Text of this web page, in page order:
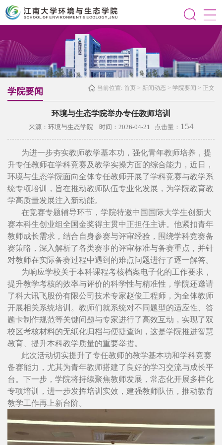
当前位置: 首页 > 新闻动态 > 学院要闻 > 正文
学院要闻
环境与生态学院举办专任教师培训
来源：环境与生态学院 时间：2026-04-21 点击量： 154
为进一步夯实教师教学基本功，强化青年教师培养，提
升专任教师在学科竞赛及教学实操方面的综合能力，近日，
环境与生态学院面向全体专任教师开展了学科竞赛与教学系
统专项培训，旨在推动教师队伍专业化发展，为学院教育教
学高质量发展注入新动能。
在竞赛专题辅导环节，学院特邀中国国际大学生创新大
赛本科生创业组全国金奖得主贯中正担任主讲。他紧扣青年
教师成长需求，结合自身参赛与评审经验，围绕学科竞赛备
赛策略，深入解析了各类赛事的评审标准与备赛重点，并针
对教师在实际备赛过程中遇到的难点问题进行了逐一解答。
为响应学校关于本科课程考核档案电子化的工作要求，
提升教学考核的效率与评价的科学性与精准性，学院还邀请
了科大讯飞股份有限公司技术专家赵俊工程师，为全体教师
开展相关系统培训。教师们就系统对不同题型的适应性、答
题卡制作规范等关键问题与专家进行了高效互动，实现了双
校区考核材料的无纸化归档与便捷查询，这是学院推进智慧
教育、提升本科教学质量的重要举措。
此次活动切实提升了专任教师的教学基本功和学科竞赛
备赛能力，尤其为青年教师搭建了良好的学习交流与成长平
台。下一步，学院将持续聚焦教师发展，常态化开展多样化
专项培训，进一步发挥培训实效，建强教师队伍，推动教育
教学工作再上新台阶。